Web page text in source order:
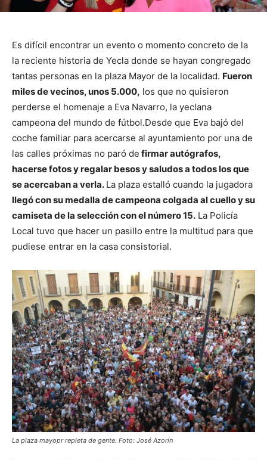
Es difícil encontrar un evento o momento concreto de la
la reciente historia de Yecla donde se hayan congregado
tantas personas en la plaza Mayor de la localidad. Fueron
miles de vecinos, unos 5.000, los que no quisieron
perderse el homenaje a Eva Navarro, la yeclana
campeona del mundo de fútbol.Desde que Eva bajó del
coche familiar para acercarse al ayuntamiento por una de
las calles próximas no paró de firmar autógrafos,
hacerse fotos y regalar besos y saludos a todos los que
se acercaban a verla. La plaza estalló cuando la jugadora
llegó con su medalla de campeona colgada al cuello y su
camiseta de la selección con el número 15. La Policía
Local tuvo que hacer un pasillo entre la multitud para que
pudiese entrar en la casa consistorial.
La plaza mayopr repleta de gente. Foto: José Azorín